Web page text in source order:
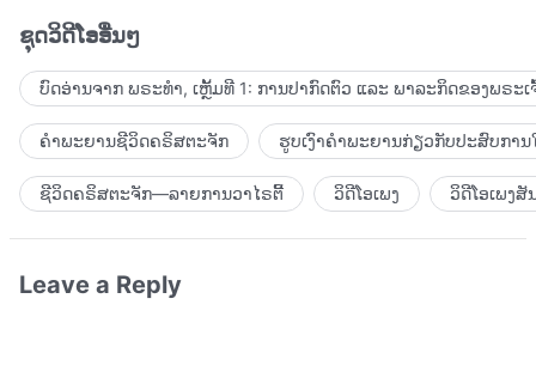
ຊຸດວິດີໂອອື່ນໆ
ບົດອ່ານຈາກ ພຣະທຳ, ເຫຼັ້ມທີ 1: ການປາກົດຕົວ ແລະ ພາລະກິດຂອງພຣະເ
ຄຳພະຍານຊີວິດຄຣິສຕະຈັກ ຮູບເງົາຄຳພະຍານກ່ຽວກັບປະສົບກາ
ຊີວິດຄຣິສຕະຈັກ—ລາຍການວາໄຣຕີ້ ວິດີໂອເພງ ວິດີໂອເພງສັ
Leave a Reply